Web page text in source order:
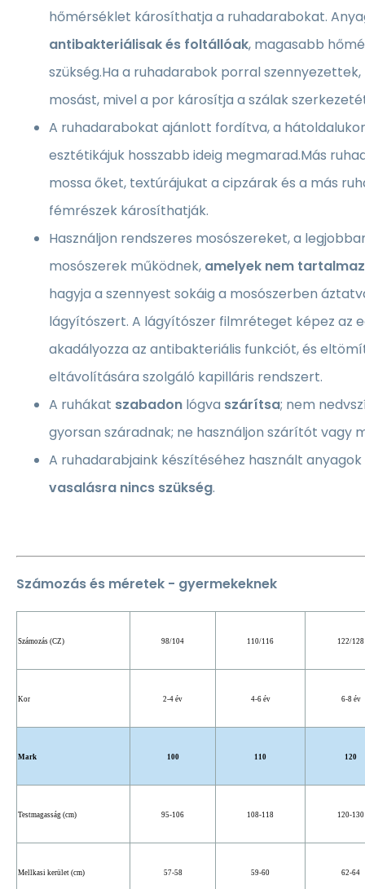
hőmérséklet károsíthatja a ruhadarabokat.
antibakteriálisak és foltállóak, magasabb
szükség.Ha a ruhadarabok porral szennyezettek,
mosást, mivel a por károsítja a szálak
A ruhadarabokat ajánlott fordítva, a
esztétikájuk hosszabb ideig megmarad.Más
mossa őket, textúrájukat a cipzárak és a más
fémrészek károsíthatják.
Használjon rendszeres mosószereket, a
mosószerek működnek, amelyek nem
hagyja a szennyest sokáig a mosószerben
lágyítószert. A lágyítószer filmréteget képez az
akadályozza az antibakteriális funkciót, és
eltávolítására szolgáló kapilláris rendszert.
A ruhákat szabadon lógva szárítsa; nem
gyorsan száradnak; ne használjon szárítót vagy
A ruhadarabjaink készítéséhez használt
vasalásra nincs szükség.
Számozás és méretek - gyermekeknek
Számozás (CZ) 98/104 110/116 122/128
Kor 2-4 év 4-6 év 6-8 év
Mark 100 110 120
Testmagasság (cm) 95-106 108-118 120-130
Mellkasi kerület (cm) 57-58 59-60 62-64